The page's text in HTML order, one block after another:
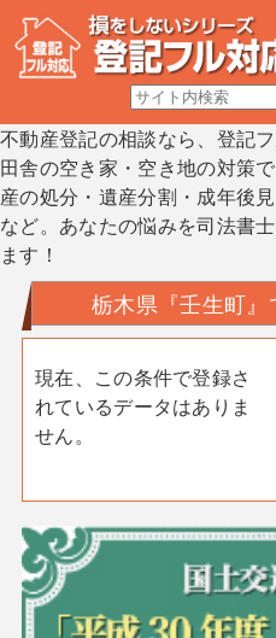
不動産登記の相談なら、登記
田舎の空き家・空き地の対策
産の処分・遺産分割・成年後
など。あなたの悩みを司法書
ます！
栃木県『壬生町
現在、この条件で登録さ
れているデータはありま
せん。